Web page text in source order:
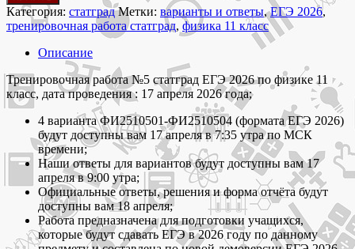
товара
17
апреля
2026
Тренировочная
работа
5
статград
физике
11
класс
2026
варианты
ФИ2510501-
ФИ2510504
Категория: статград Метки: варианты и ответы,ЕГЭ 2026,
тренировочная работа статград, физика 11 класс
Описание
Тренировочная работа №5 статград ЕГЭ 2026 по физике 11
класс, дата проведения : 17 апреля 2026 года;
4 варианта ФИ2510501-ФИ2510504 (формата ЕГЭ 2026)
будут доступны вам 17 апреля в 7:35 утра по МСК
времени;
Наши ответы для вариантов будут доступны вам 17
апреля в 9:00 утра;
Официальные ответы, решения и форма отчёта будут
доступны вам 18 апреля;
Работа предназначена для подготовки учащихся,
которые будут сдавать ЕГЭ в 2026 году по данному